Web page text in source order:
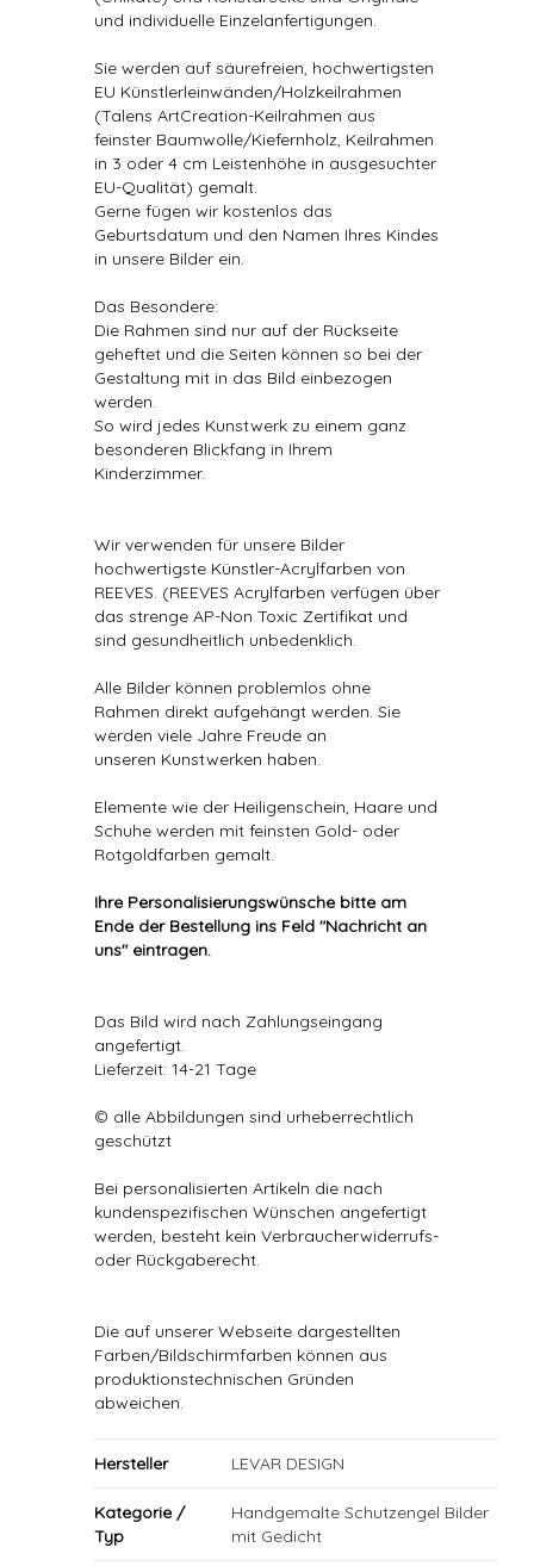
und individuelle Einzelanfertigungen.
Sie werden auf säurefreien, hochwertigsten
EU Künstlerleinwänden/Holzkeilrahmen
(Talens ArtCreation-Keilrahmen aus
feinster Baumwolle/Kiefernholz, Keilrahmen
in 3 oder 4 cm Leistenhöhe in ausgesuchter
EU-Qualität) gemalt.
Gerne fügen wir kostenlos das
Geburtsdatum und den Namen Ihres Kindes
in unsere Bilder ein.
Das Besondere:
Die Rahmen sind nur auf der Rückseite
geheftet und die Seiten können so bei der
Gestaltung mit in das Bild einbezogen
werden.
So wird jedes Kunstwerk zu einem ganz
besonderen Blickfang in Ihrem
Kinderzimmer.
Wir verwenden für unsere Bilder
hochwertigste Künstler-Acrylfarben von
REEVES. (REEVES Acrylfarben verfügen über
das strenge AP-Non Toxic Zertifikat und
sind gesundheitlich unbedenklich.
Alle Bilder können problemlos ohne
Rahmen direkt aufgehängt werden. Sie
werden viele Jahre Freude an
unseren Kunstwerken haben.
Elemente wie der Heiligenschein, Haare und
Schuhe werden mit feinsten Gold- oder
Rotgoldfarben gemalt.
Ihre Personalisierungswünsche bitte am
Ende der Bestellung ins Feld "Nachricht an
uns" eintragen.
Das Bild wird nach Zahlungseingang
angefertigt.
Lieferzeit: 14-21 Tage
© alle Abbildungen sind urheberrechtlich
geschützt
Bei personalisierten Artikeln die nach
kundenspezifischen Wünschen angefertigt
werden, besteht kein Verbraucherwiderrufs-
oder Rückgaberecht.
Die auf unserer Webseite dargestellten
Farben/Bildschirmfarben können aus
produktionstechnischen Gründen
abweichen.
Hersteller LEVAR DESIGN
Kategorie /
Typ
Handgemalte Schutzengel Bilder
mit Gedicht